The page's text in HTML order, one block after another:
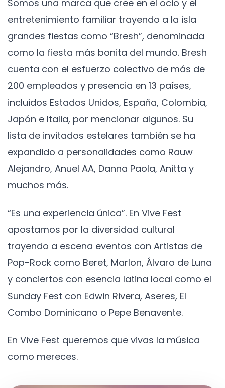
Somos una marca que cree en el ocio y el
entretenimiento familiar trayendo a la isla
grandes fiestas como “Bresh”, denominada
como la fiesta más bonita del mundo. Bresh
cuenta con el esfuerzo colectivo de más de
200 empleados y presencia en 13 países,
incluidos Estados Unidos, España, Colombia,
Japón e Italia, por mencionar algunos. Su
lista de invitados estelares también se ha
expandido a personalidades como Rauw
Alejandro, Anuel AA, Danna Paola, Anitta y
muchos más.
“Es una experiencia única”. En Vive Fest
apostamos por la diversidad cultural
trayendo a escena eventos con Artistas de
Pop-Rock como Beret, Marlon, Álvaro de Luna
y conciertos con esencia latina local como el
Sunday Fest con Edwin Rivera, Aseres, El
Combo Dominicano o Pepe Benavente.
En Vive Fest queremos que vivas la música
como mereces.